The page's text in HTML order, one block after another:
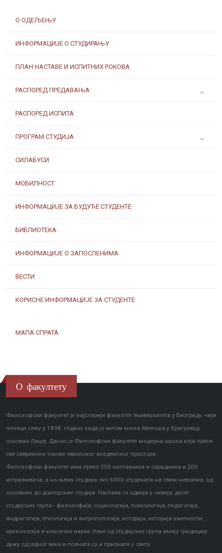
О ОДЕЉЕЊУ
ИНФОРМАЦИЈЕ О СТУДИРАЊУ
ПЛАН НАСТАВЕ И ИСПИТНИХ РОКОВА
РАСПОРЕД ПРЕДАВАЊА
РАСПОРЕД ИСПИТА
ПРОГРАМ СТУДИЈА
СИЛАБУСИ
МОБИЛНОСТ
ИНФОРМАЦИЈЕ ЗА БУДУЋЕ СТУДЕНТЕ
БИБЛИОТЕКА
ИНФОРМАЦИЈЕ О ЗАПОСЛЕНИМА
ВЕСТИ
КОРИСНЕ ИНФОРМАЦИЈЕ ЗА СТУДЕНТЕ
МАПА СПРАТА
О факултету
Филозофски факултет је најстарији факултет Универзитета у Београду, чији
почеци сежу у 1838. годину када је актом кнеза Милоша у Крагујевцу
основан Лицеј. Данас је Филозофски факултет модерна школа која прати
све савремене токове европског академског простора.
Филозофски факултет има преко 250 наставника и сарадника и 200
истраживача, а на њему студира око 6000 студената на свим нивоима, од
основних до докторских студија. Настава се одвија у оквиру десет
студијских група - филозофија, социологија, психологија, педагогија,
андрагогија, етнологија и антропологија, историја, историја уметности,
археологија и класичне науке. Неке од студијских група имају традицију
дужу од једног века и познате су и признате у свету.